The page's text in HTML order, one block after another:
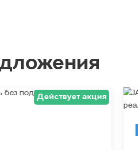
Действует акция